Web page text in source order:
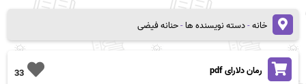
خانه-دسته نویسنده ها-حنانه فیضی
33 رمان دلارای pdf